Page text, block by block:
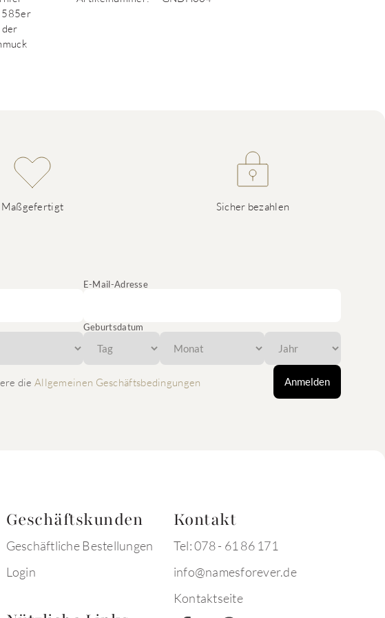
585er
der
Maßgefertigt Sicher bezahlen
E-Mail-Adresse
Geburtsdatum
die Allgemeinen Geschäftsbedingungen Anmelden
Geschäftskunden
Geschäftliche Bestellungen
Login
Kontakt
Tel: 078 - 61 86 171
info@namesforever.de
Kontaktseite